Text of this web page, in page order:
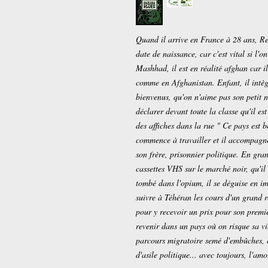
Quand il arrive en France à 28 ans,
date de naissance, car c'est vital si
Mashhad, il est en réalité afghan car
comme en Afghanistan. Enfant, il
bienvenus, qu'on n'aime pas son petit
déclarer devant toute la classe qu'il
des affiches dans la rue " Ce pays est
commence à travailler et il
son frère, prisonnier politique. En
cassettes VHS sur le marché noir,
tombé dans l'opium, il se déguise en
suivre à Téhéran les cours d'un
pour y recevoir un prix pour son
revenir dans un pays où on risque sa
parcours migratoire semé
d'asile politique... avec toujours,